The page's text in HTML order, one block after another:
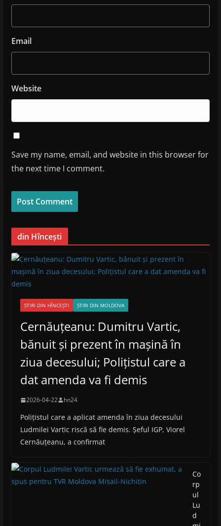
Email
Website
Save my name, email, and website in this browser for
the next time I comment.
din Hîncești
ȘTIRI DIN HÎNCEȘTI ȘTIRI DIN MOLDOVA
Cernăuțeanu: Dumitru Vartic,
bănuit și prezent în mașină în
ziua decesului; Polițistul care a
dat amenda va fi demis
2026-04-22 hn24
Polițistul care a aplicat amenda în ziua decesului
Ludmilei Vartic riscă să fie demis. Șeful IGP, Viorel
Cernăuțeanu, a confirmat
Co
rp
ul
Lu
d